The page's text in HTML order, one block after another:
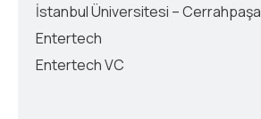
İstanbul Üniversitesi – Cerrahpaşa
Entertech
Entertech VC